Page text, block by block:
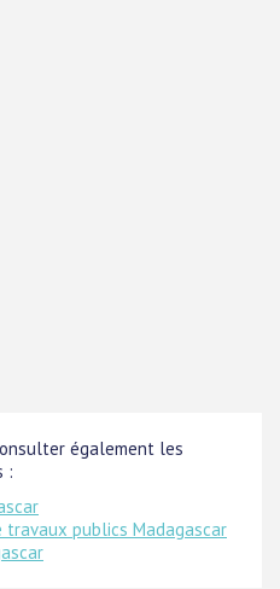
également les
:
publics Madagascar